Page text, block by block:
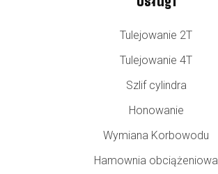
Tulejowanie 2T
Tulejowanie 4T
Szlif cylindra
Honowanie
Wymiana Korbowodu
Hamownia obciążeniowa